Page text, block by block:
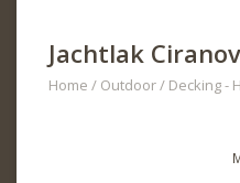
Jachtlak
Home / Outdoor/ Decking -